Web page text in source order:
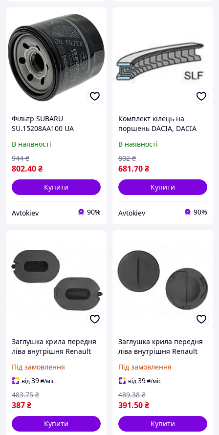
Фільтр SUBARU
SU.15208AA100 UA
В наявності
802.40₴
944 ₴
Купити
Avtokiev 90%
Комплект кілець на
поршень DACIA, DACIA
NISSAN MICRA, RENAULT
CAPTUR, RENAULT CLIO IV,
RENAULT GRAND SCÉNIC,
В наявності
681.70₴
802 ₴
Купити
Avtokiev 90%
Заглушка крила передня
ліва внутрішня Renault
7701474633
Під замовлення
від39₴/міс
387₴
483.75 ₴
Купити
Заглушка крила передня
ліва внутрішня Renault
7701474633
Під замовлення
від39₴/міс
391.50₴
489.38 ₴
Купити